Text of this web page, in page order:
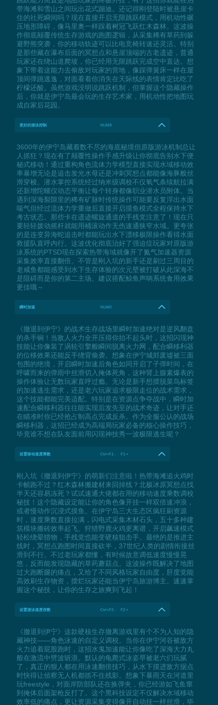
带海滩和雪山之间玩出花式蹦迪。还记得刚登陆时被悬崖卡
住的社死瞬间吗？现在直接开启无限跳跃模式，用机动性碾
压地形障碍，像马里奥一样踩着树冠飞跃红木森林。这波操
作彻底颠覆传统生存游戏的跑图逻辑，从采集稀有草药到躲
避野熊突袭，你的移动轨迹可以比电竞椅转速还灵活。特别
是那些藏在瀑布后面的冥想点和悬崖顶端的古老遗迹，普通
玩家还在绕山道爬坡，你已经用无限跳跃完成空中直达。想
象下带着这能力去偷敌对玩家的营地，像踩弹簧床一样在屋
顶间弹跳逃逸，对面看着你消失在天际线的表情肯定比吃了
柠檬还酸。虽然游戏没明说跳跃机制，但掌握这个隐藏操作
后，你就是伊宁岛最会玩的生存艺术家，用机动性把地图玩
成自家后花园。
更好的游泳控制 NUM9
3600年的伊宁岛藏着数不尽的海底秘境但原版游泳机制总让
人抓狂？现在有了颠覆性操作手感升级让你彻底告别水下便
秘式移动！通过重构角色流体力学模型直接实现水域移动效
率暴增无论是追击发光水母还是冲刺冥想点都能像海豚般丝
滑穿梭。潜水掌控系统经过纳米级调校不仅氧气条续航拉满
还新增陀螺仪动态平衡让每个转身都像职业潜水员附体。当
遇到深海裂隙里的稀有矿脉时传统操作可能要反复浮出水面
喘气但经过流体力学重做后直接开启摸鱼模式全程保持水下
考古状态。那些卡在遗迹螺旋通道的手残党注意了！现在只
要轻轻拨动摇杆就能用桶滚动作无伤速通狭窄水域。更夸张
的是连变异海蛇追击时都能玩出水下漂移极限操作看得水面
救援队直呼内行。这波优化彻底治好了强迫症玩家对原版游
泳系统的PTSD现在探索热带海域就像开了氮气加速器资源
采集效率直接翻倍。不管是刚入坑的新手还是刷过三周目的
老咸鱼都能感受到水下生存体验的次元壁被打破从此深海不
是阻碍而是你的第二主场。建议搭配鲸鱼声呐系统食用效果
更佳哦～
瞬时加速 NUM0
《撤退到伊宁》的战术生存战场里瞬时加速绝对是逆风翻盘
的杀手锏！当敌人火力全开压得你抬不起头时，这招闪现神
技能让你像装了涡轮引擎般瞬间脱离火力网，配合瞬移利器
的位移效果还能反手绕背偷袭。想象在伊宁城郊废墟被三面
包围的绝境，开启瞬时加速后角色如同开启了子弹时间，在
呼啸而来的弹雨中丝滑切入掩体死角，这种肾上腺素爆表的
操作体验让无数玩家直呼过瘾。无论是新手想摆脱菜鸟标签
的加速逃生需求，还是老六玩家追求极限走位的战术需求，
这个技能都能完美适配。特别是在资源点争夺战中，瞬时加
速配合瞬移利器往往能实现后发先至的战术奇迹，让对手还
在瞄准时你已经抢占制高点完成反杀。作为全服公认的战场
瞬移利器，这招已经成为高端局玩家必备的核心操作技巧，
毕竟谁不想在队友面前用闪现神技秀一波极限逃生呢？
设置移动速度乘数 Ctrl+F1 - F1 +
刚入坑《撤退到伊宁》的萌新们注意啦！热带海滩追火鸡时
卡帧跑不过？红木森林搬建材来回掉线？北极冰原冥想点找
半天还容易冻死？试试速通大佬都在用的移动速度乘数调校
秘技！这个隐藏设定能让你的角色像开挂一样双倍速冲浪，
或者慢动作沉浸式摸鱼。在伊宁岛三大生态区疯狂刷资源
时，速度乘数直接拉满，闪电式采集木材石头，五十多种建
筑模块搬砖效率起飞。狩猎野鹿火鸡更离谱，开启飙速模式
轻松绕晕猎物，手残党也能变硬核狙击手。最绝的是推进主
线时，冥想点跑图时间直接砍半，37世纪人类的剧情衔接丝
滑到不行。不过老玩家都懂，有时候故意调低速度慢慢晃
悠，反而能发现隐藏的草药蘑菇点。这波操作既解决了地图
过大跑断腿的痛点，又给了不同风格玩家自由度，肝度党能
高效刷生存物资，摆烂玩家还能当伊宁岛旅游博主。速速掌
握这个秘技，让你的生存之旅爽到飞起！
设置游泳速度倍数 Ctrl+F2 - F2 +
《撤退到伊宁》这款硬核生存撤离游戏里有个不为人知的隐
藏神技——角色泳速的自定义调校。当你在伊宁河谷被敌方
火力追着屁股跑时，这招水鬼加速能让你像吃了深海大力丸
般在激流中劈波斩浪。默认的龟爬式泳姿早被老六们玩腻
了，真正的狠人都在用泳速翻倍技巧，从水下摸进敌方据点
时快得让侦察无人机都抓不住残影。想象下暴雨天在河道里
玩freestyle，对面岸防部队还在换弹夹，你已经游如飞鱼窜
到掩体后面架枪反打了。这个黑科技设定不仅解决水域移动
效率低的痛点，更让资源采集变得像开自动挂一样丝滑，毕